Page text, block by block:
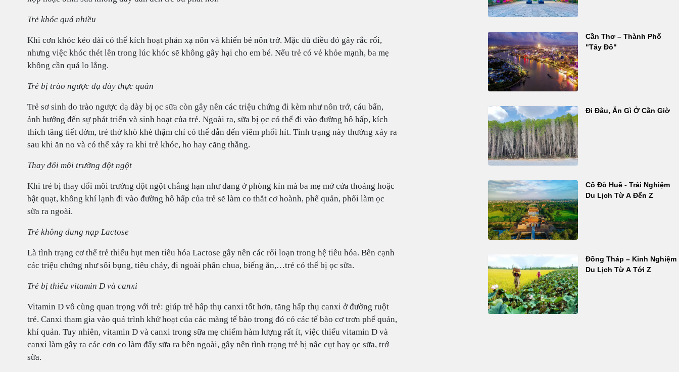
Trẻ khóc quá nhiều
Khi cơn khóc kéo dài có thể kích hoạt phản xạ nôn và khiến bé nôn trớ. Mặc dù điều đó gây rắc rối,
nhưng việc khóc thét lên trong lúc khóc sẽ không gây hại cho em bé. Nếu trẻ có vẻ khỏe mạnh, ba mẹ
không cần quá lo lắng.
Trẻ bị trào ngược dạ dày thực quản
Trẻ sơ sinh do trào ngược dạ dày bị ọc sữa còn gây nên các triệu chứng đi kèm như nôn trớ, cáu bẩn,
ảnh hưởng đến sự phát triển và sinh hoạt của trẻ. Ngoài ra, sữa bị ọc có thể đi vào đường hô hấp, kích
thích tăng tiết đờm, trẻ thở khò khè thậm chí có thể dẫn đến viêm phổi hít. Tình trạng này thường xảy ra
sau khi ăn no và có thể xảy ra khi trẻ khóc, ho hay căng thẳng.
Thay đổi môi trường đột ngột
Khi trẻ bị thay đổi môi trường đột ngột chẳng hạn như đang ở phòng kín mà ba mẹ mở cửa thoáng hoặc
bật quạt, không khí lạnh đi vào đường hô hấp của trẻ sẽ làm co thắt cơ hoành, phế quản, phổi làm ọc
sữa ra ngoài.
Trẻ không dung nạp Lactose
Là tình trạng cơ thể trẻ thiếu hụt men tiêu hóa Lactose gây nên các rối loạn trong hệ tiêu hóa. Bên cạnh
các triệu chứng như sôi bụng, tiêu chảy, đi ngoài phân chua, biếng ăn,…trẻ có thể bị ọc sữa.
Trẻ bị thiếu vitamin D và canxi
Vitamin D vô cùng quan trọng với trẻ: giúp trẻ hấp thụ canxi tốt hơn, tăng hấp thụ canxi ở đường ruột
trẻ. Canxi tham gia vào quá trình khử hoạt của các màng tế bào trong đó có các tế bào cơ trơn phế quản,
khí quản. Tuy nhiên, vitamin D và canxi trong sữa mẹ chiếm hàm lượng rất ít, việc thiếu vitamin D và
canxi làm gây ra các cơn co làm đẩy sữa ra bên ngoài, gây nên tình trạng trẻ bị nấc cụt hay ọc sữa, trớ
sữa.
Cần Thơ – Thành Phố
"Tây Đô"
Đi Đâu, Ăn Gì Ở Cần Giờ
Cố Đô Huế - Trải Nghiệm
Du Lịch Từ A Đến Z
Đồng Tháp – Kinh Nghiệm
Du Lịch Từ A Tới Z